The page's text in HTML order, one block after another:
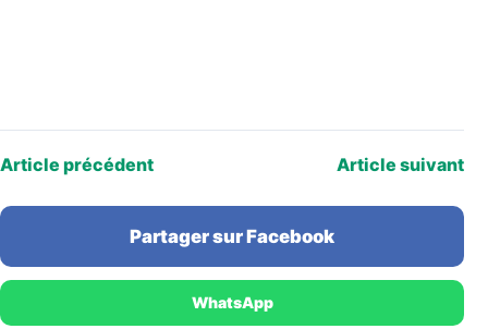
Article précédent Article suivant
Partager sur Facebook
WhatsApp